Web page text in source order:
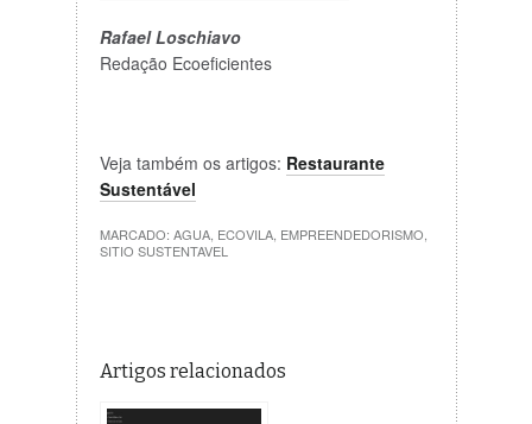
Rafael Loschiavo
Redação Ecoeficientes
Veja também os artigos: Restaurante
Sustentável
MARCADO: AGUA, ECOVILA, EMPREENDEDORISMO
SITIO SUSTENTAVEL
Artigos relacionados